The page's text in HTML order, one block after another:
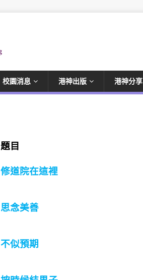
校園消息 港神出版 港神分享
題目
修道院在這裡
思念美善
不似預期